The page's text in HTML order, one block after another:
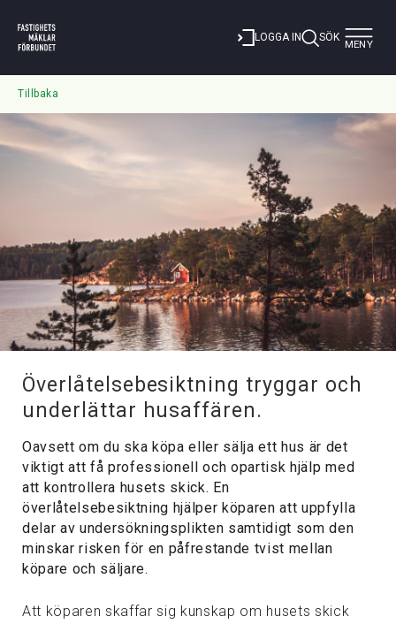
LOGGA IN SÖK Toggle
MENY
Tillbaka
Överlåtelsebesiktning tryggar och
underlättar husaffären.
Oavsett om du ska köpa eller sälja ett hus är det
viktigt att få professionell och opartisk hjälp med
att kontrollera husets skick. En
överlåtelsebesiktning hjälper köparen att uppfylla
delar av undersökningsplikten samtidigt som den
minskar risken för en påfrestande tvist mellan
köpare och säljare.
Att köparen skaffar sig kunskap om husets skick